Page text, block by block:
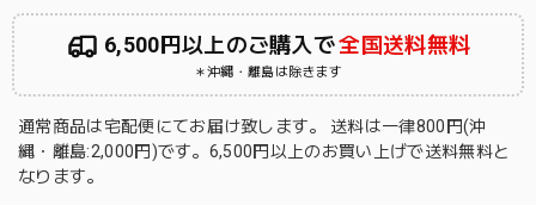
6,500円以上のご購入で全国送料無料
＊沖縄・離島は除きます
通常商品は宅配便にてお届け致します。 送料は一律800円(沖
縄・離島:2,000円)です。6,500円以上のお買い上げで送料無料と
なります。